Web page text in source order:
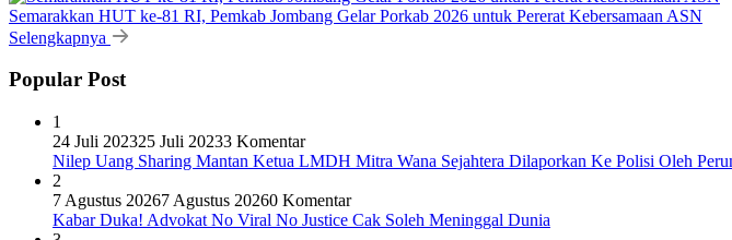
Semarakkan HUT ke-81 RI, Pemkab Jombang Gelar Porkab 2026 untuk Pererat Kebersamaan ASN
Selengkapnya
Popular Post
1
24 Juli 202325 Juli 20233 Komentar
Nilep Uang Sharing Mantan Ketua LMDH Mitra Wana Sejahtera Dilaporkan Ke Polisi Oleh
2
7 Agustus 20267 Agustus 20260 Komentar
Kabar Duka! Advokat No Viral No Justice Cak Soleh Meninggal Dunia